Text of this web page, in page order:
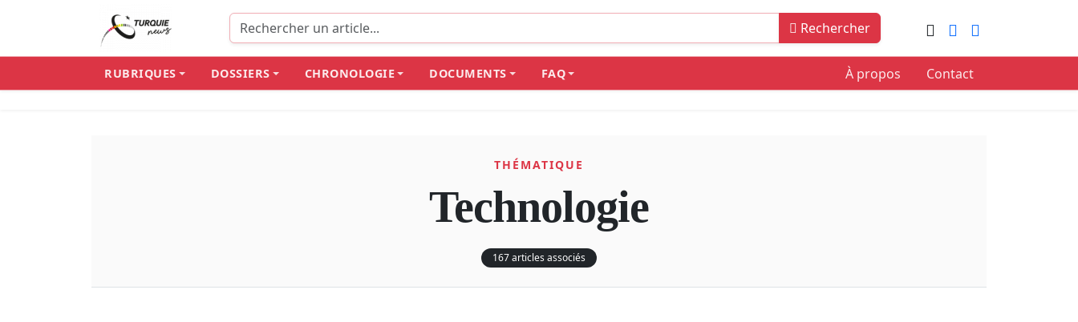
Rechercher
RUBRIQUES DOSSIERS CHRONOLOGIE DOCUMENTS FAQ À propos Contact
THÉMATIQUE
Technologie
167 articles associés